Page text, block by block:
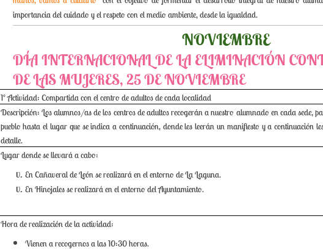
importancia del cuidado y el respeto con el medio ambiente, desde la igualdad.
NOVIEMBRE
DÍA INTERNACIONAL DE LA ELIMINACIÓN
DE LAS MUJERES, 25 DE NOVIEMBRE
1º Actividad: Compartida con el centro de adultos de cada localidad
Descripción: Los alumnos/as de los centros de adultos recogerán a nuestro alumnado en cada sede,
pueblo hasta el lugar que se indica a continuación, donde les leerán un manifiesto y a continuación
detalle.
Lugar donde se llevará a cabo:
En Cañaveral de León se realizará en el entorno de La Laguna.
En Hinojales se realizará en el entorno del Ayuntamiento.
Hora de realización de la actividad:
Vienen a recogernos a las 10:30 horas.